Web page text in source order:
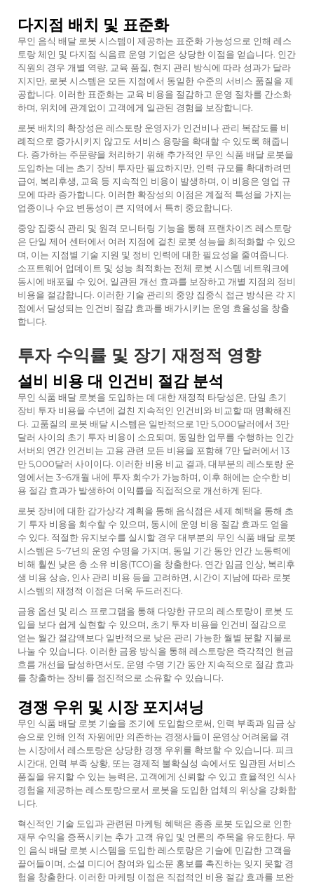
다지점 배치 및 표준화
무인 음식 배달 로봇 시스템이 제공하는 표준화 가능성으로 인해 레스
토랑 체인 및 다지점 식음료 운영 기업은 상당한 이점을 얻습니다. 인간
직원의 경우 개별 역량, 교육 품질, 현지 관리 방식에 따라 성과가 달라
지지만, 로봇 시스템은 모든 지점에서 동일한 수준의 서비스 품질을 제
공합니다. 이러한 표준화는 교육 비용을 절감하고 운영 절차를 간소화
하며, 위치에 관계없이 고객에게 일관된 경험을 보장합니다.
로봇 배치의 확장성은 레스토랑 운영자가 인건비나 관리 복잡도를 비
례적으로 증가시키지 않고도 서비스 용량을 확대할 수 있도록 해줍니
다. 증가하는 주문량을 처리하기 위해 추가적인 무인 식품 배달 로봇을
도입하는 데는 초기 장비 투자만 필요하지만, 인력 규모를 확대하려면
급여, 복리후생, 교육 등 지속적인 비용이 발생하며, 이 비용은 영업 규
모에 따라 증가합니다. 이러한 확장성의 이점은 계절적 특성을 가지는
업종이나 수요 변동성이 큰 지역에서 특히 중요합니다.
중앙 집중식 관리 및 원격 모니터링 기능을 통해 프랜차이즈 레스토랑
은 단일 제어 센터에서 여러 지점에 걸친 로봇 성능을 최적화할 수 있으
며, 이는 지점별 기술 지원 및 정비 인력에 대한 필요성을 줄여줍니다.
소프트웨어 업데이트 및 성능 최적화는 전체 로봇 시스템 네트워크에
동시에 배포될 수 있어, 일관된 개선 효과를 보장하고 개별 지점의 정비
비용을 절감합니다. 이러한 기술 관리의 중앙 집중식 접근 방식은 각 지
점에서 달성되는 인건비 절감 효과를 배가시키는 운영 효율성을 창출
합니다.
투자 수익률 및 장기 재정적 영향
설비 비용 대 인건비 절감 분석
무인 식품 배달 로봇을 도입하는 데 대한 재정적 타당성은, 단일 초기
장비 투자 비용을 수년에 걸친 지속적인 인건비와 비교할 때 명확해진
다. 고품질의 로봇 배달 시스템은 일반적으로 1만 5,000달러에서 3만
달러 사이의 초기 투자 비용이 소요되며, 동일한 업무를 수행하는 인간
서버의 연간 인건비는 고용 관련 모든 비용을 포함해 7만 달러에서 13
만 5,000달러 사이이다. 이러한 비용 비교 결과, 대부분의 레스토랑 운
영에서는 3~6개월 내에 투자 회수가 가능하며, 이후 해에는 순수한 비
용 절감 효과가 발생하여 이익률을 직접적으로 개선하게 된다.
로봇 장비에 대한 감가상각 계획을 통해 음식점은 세제 혜택을 통해 초
기 투자 비용을 회수할 수 있으며, 동시에 운영 비용 절감 효과도 얻을
수 있다. 적절한 유지보수를 실시할 경우 대부분의 무인 식품 배달 로봇
시스템은 5~7년의 운영 수명을 가지며, 동일 기간 동안 인간 노동력에
비해 훨씬 낮은 총 소유 비용(TCO)을 창출한다. 연간 임금 인상, 복리후
생 비용 상승, 인사 관리 비용 등을 고려하면, 시간이 지남에 따라 로봇
시스템의 재정적 이점은 더욱 두드러진다.
금융 옵션 및 리스 프로그램을 통해 다양한 규모의 레스토랑이 로봇 도
입을 보다 쉽게 실현할 수 있으며, 초기 투자 비용을 인건비 절감으로
얻는 월간 절감액보다 일반적으로 낮은 관리 가능한 월별 분할 지불로
나눌 수 있습니다. 이러한 금융 방식을 통해 레스토랑은 즉각적인 현금
흐름 개선을 달성하면서도, 운영 수명 기간 동안 지속적으로 절감 효과
를 창출하는 장비를 점진적으로 소유할 수 있습니다.
경쟁 우위 및 시장 포지셔닝
무인 식품 배달 로봇 기술을 조기에 도입함으로써, 인력 부족과 임금 상
승으로 인해 인적 자원에만 의존하는 경쟁사들이 운영상 어려움을 겪
는 시장에서 레스토랑은 상당한 경쟁 우위를 확보할 수 있습니다. 피크
시간대, 인력 부족 상황, 또는 경제적 불확실성 속에서도 일관된 서비스
품질을 유지할 수 있는 능력은, 고객에게 신뢰할 수 있고 효율적인 식사
경험을 제공하는 레스토랑으로서 로봇을 도입한 업체의 위상을 강화합
니다.
혁신적인 기술 도입과 관련된 마케팅 혜택은 종종 로봇 도입으로 인한
재무 수익을 증폭시키는 추가 고객 유입 및 언론의 주목을 유도한다. 무
인 음식 배달 로봇 시스템을 도입한 레스토랑은 기술에 민감한 고객을
끌어들이며, 소셜 미디어 참여와 입소문 홍보를 촉진하는 잊지 못할 경
험을 창출한다. 이러한 마케팅 이점은 직접적인 비용 절감 효과를 보완